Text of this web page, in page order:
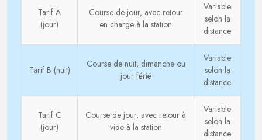
Tarif A
(jour)
Course de jour, avec retour
en charge à la station
Variable
selon la
distance
Tarif B (nuit)
Course de nuit, dimanche ou
jour férié
Variable
selon la
distance
Tarif C
(jour)
Course de jour, avec retour à
vide à la station
Variable
selon la
distance